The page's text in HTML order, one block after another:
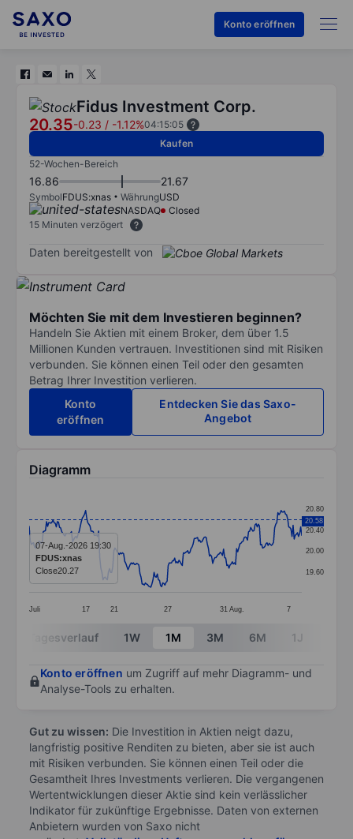
Konto eröffnen
Fidus Investment Corp.
20.35-0.23 / -1.12%04:15:05
Kaufen
52-Wochen-Bereich
16.86 21.67
SymbolFDUS:xnas WährungUSD
NASDAQ
Closed
15 Minuten verzögert
Daten bereitgestellt von
Möchten Sie mit dem Investieren beginnen?
Handeln Sie Aktien mit einem Broker, dem über 1.5
Millionen Kunden vertrauen. Investitionen sind mit Risiken
verbunden. Sie können einen Teil oder den gesamten
Betrag Ihrer Investition verlieren.
Konto
eröffnen
Entdecken Sie das Saxo-
Angebot
Diagramm
Line chart with 252 data points.
The chart has 1 X axis displaying categories.
The chart has 1 Y axis displaying values. Data
Juli 17 21 27 31 Aug. 7
19.60
20.00
20.40
20.80
20.58
07-Aug.-2026 19:30
FDUS:xnas
Close20.27
End of interactive chart.
Tagesverlauf 1W 1M 3M 6M 1J
Konto eröffnen um Zugriff auf mehr Diagramm- und
Analyse-Tools zu erhalten.
Gut zu wissen: Die Investition in Aktien neigt dazu,
langfristig positive Renditen zu bieten, aber sie ist auch
mit Risiken verbunden. Sie können einen Teil oder die
Gesamtheit Ihres Investments verlieren. Die vergangenen
Wertentwicklungen dieser Aktie sind kein verlässlicher
Indikator für zukünftige Ergebnisse. Daten von externen
Anbietern wurden von Saxo nicht